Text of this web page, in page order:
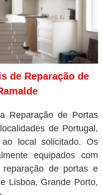
de Reparação de
Reparação de Portas
de Portugal,
local solicitado. Os
equipados com
de portas e
Lisboa, Grande Porto,